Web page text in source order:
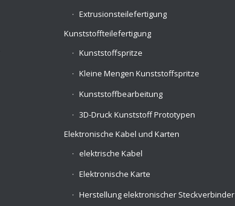
Extrusionsteilefertigung
Kunststoffteilefertigung
Kunststoffspritze
Kleine Mengen Kunststoffspritze
Kunststoffbearbeitung
3D-Druck Kunststoff Prototypen
Elektronische Kabel und Karten
elektrische Kabel
Elektronische Karte
Herstellung elektronischer Steckverbinder